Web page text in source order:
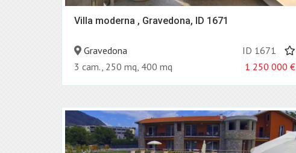
Villa moderna , Gravedona, ID 1671
Gravedona
ID 1671
3 cam., 250 mq, 400 mq
1 250 000 €